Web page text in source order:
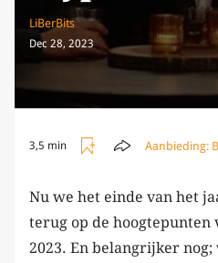
LiBerBits
Dec 28, 2023
3,5 min Aanbieding:
Nu we het einde van het
terug op de hoogtepunten
2023. En belangrijker